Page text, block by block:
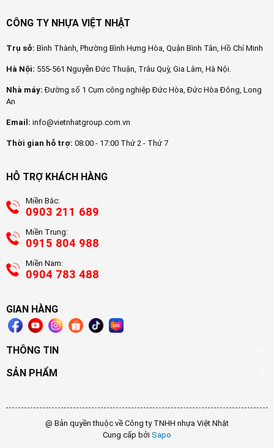
CÔNG TY NHỰA VIỆT NHẬT
Trụ sở: Bình Thành, Phường Bình Hưng Hòa, Quận Bình Tân, Hồ Chí Minh
Hà Nội: 555-561 Nguyễn Đức Thuận, Trâu Quỳ, Gia Lâm, Hà Nội.
Nhà máy: Đường số 1 Cụm công nghiệp Đức Hòa, Đức Hòa Đông, Long
An
Email: info@vietnhatgroup.com.vn
Thời gian hỗ trợ: 08:00 - 17:00 Thứ 2 - Thứ 7
HỖ TRỢ KHÁCH HÀNG
Miền Bắc:
0903 211 689
Miền Trung:
0915 804 988
Miền Nam:
0904 783 488
GIAN HÀNG
THÔNG TIN
SẢN PHẨM
@ Bản quyền thuộc về Công ty TNHH nhựa Việt Nhật
Cung cấp bởi Sapo